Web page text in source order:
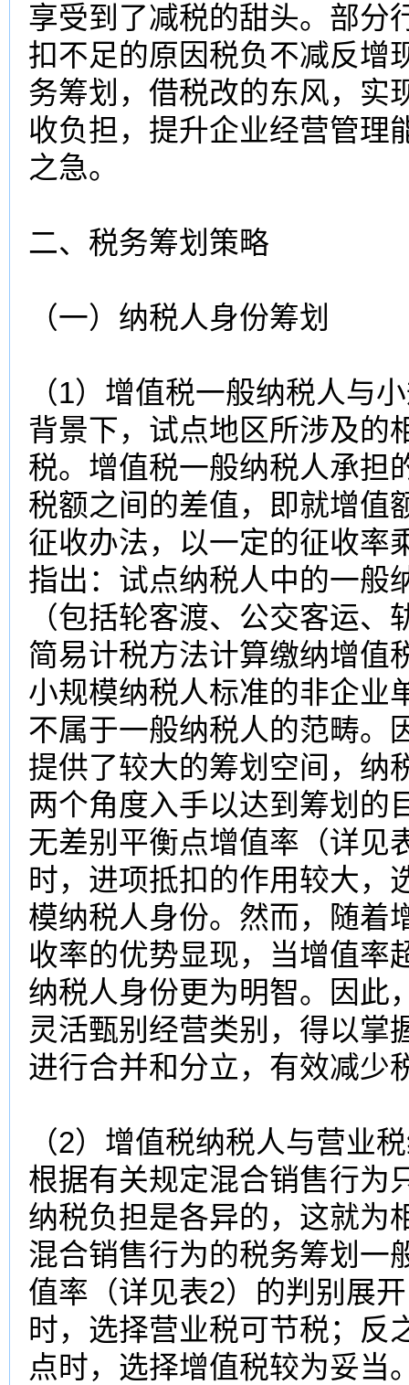
享受到了减税的甜头。部分
扣不足的原因税负不减反增
务筹划，借税改的东风，实
收负担，提升企业经营管理
之急。
二、税务筹划策略
（一）纳税人身份筹划
（1）增值税一般纳税人与
背景下，试点地区所涉及的
税。增值税一般纳税人承担
税额之间的差值，即就增值
征收办法，以一定的征收率
指出：试点纳税人中的一般
（包括轮客渡、公交客运
简易计税方法计算缴纳增值
小规模纳税人标准的非企业
不属于一般纳税人的范畴。
提供了较大的筹划空间，纳
两个角度入手以达到筹划的
无差别平衡点增值率（详见
时，进项抵扣的作用较大，
模纳税人身份。然而，随着
收率的优势显现，当增值率
纳税人身份更为明智。因此
灵活甄别经营类别，得以掌
进行合并和分立，有效减少
（2）增值税纳税人与营业
根据有关规定混合销售行为
纳税负担是各异的，这就为
混合销售行为的税务筹划一
值率（详见表2）的判别展
时，选择营业税可节税；反
点时，选择增值税较为妥当